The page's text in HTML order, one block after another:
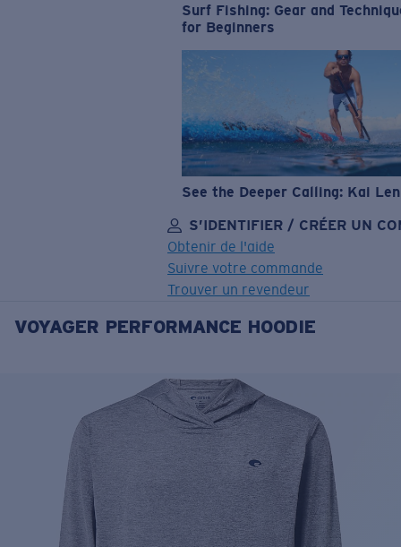
Surf Fishing: Gear and
for Beginners
See the Deeper Calling: Kai
S’IDENTIFIER / CRÉER UN
Obtenir de l'aide
Suivre votre commande
Trouver un revendeur
OBJECTIF MIS À JOURAJOUTÉ AU PANIER!
Prix :
Quantité:
Prix : Gratuit
Quantité:
VOYAGER PERFORMANCE HOODIE